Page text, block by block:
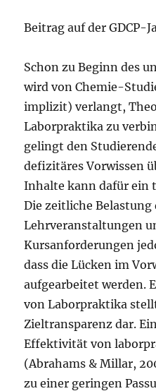
Beitrag auf der GDCP-
Schon zu Beginn des
wird von Chemie-
implizit) verlangt,
Laborpraktika zu
gelingt den
defizitäres Vorwissen
Inhalte kann dafür ein
Die zeitliche Belastung
Lehrveranstaltungen
Kursanforderungen
dass die Lücken im
aufgearbeitet werden.
von Laborpraktika
Zieltransparenz dar.
Effektivität von
(Abrahams & Millar,
zu einer geringen